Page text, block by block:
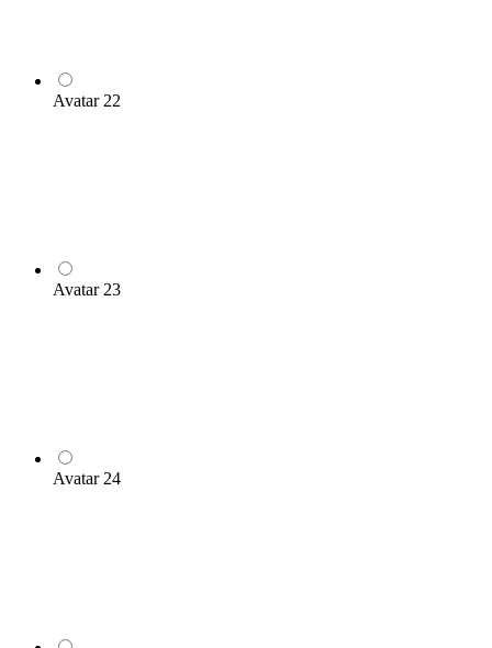
Avatar 22
Avatar 23
Avatar 24